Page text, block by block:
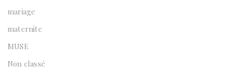
mariage
maternite
MUSE
Non classé